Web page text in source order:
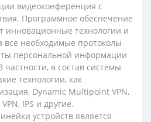
видеоконференция с
Программное обеспечение
инновационные технологии и
все необходимые протоколы
персональной информации
в состав системы
технологии, как
Dynamic Multipoint VPN,
IPS и другие.
устройств является